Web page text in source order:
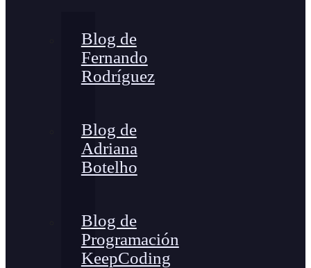
Blog de
Fernando
Rodríguez
Blog de
Adriana
Botelho
Blog de
Programación
KeepCoding